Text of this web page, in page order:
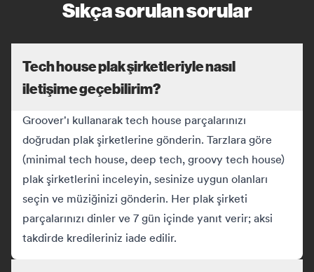
Sıkça sorulan sorular
Tech house plak şirketleriyle nasıl
iletişime geçebilirim?
Groover'ı kullanarak tech house parçalarınızı
doğrudan plak şirketlerine gönderin. Tarzlara göre
(minimal tech house, deep tech, groovy tech house)
plak şirketlerini inceleyin, sesinize uygun olanları
seçin ve müziğinizi gönderin. Her plak şirketi
parçalarınızı dinler ve 7 gün içinde yanıt verir; aksi
takdirde kredileriniz iade edilir.